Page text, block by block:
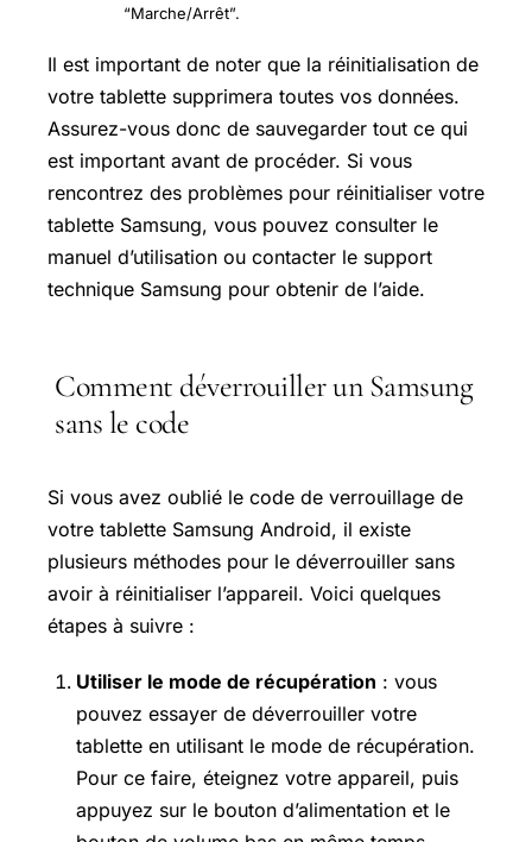
“Marche/Arrêt”.
Il est important de noter que la réinitialisation de
votre tablette supprimera toutes vos données.
Assurez-vous donc de sauvegarder tout ce qui
est important avant de procéder. Si vous
rencontrez des problèmes pour réinitialiser votre
tablette Samsung, vous pouvez consulter le
manuel d’utilisation ou contacter le support
technique Samsung pour obtenir de l’aide.
Comment déverrouiller un Samsung
sans le code
Si vous avez oublié le code de verrouillage de
votre tablette Samsung Android, il existe
plusieurs méthodes pour le déverrouiller sans
avoir à réinitialiser l’appareil. Voici quelques
étapes à suivre :
Utiliser le mode de récupération : vous
pouvez essayer de déverrouiller votre
tablette en utilisant le mode de récupération.
Pour ce faire, éteignez votre appareil, puis
appuyez sur le bouton d’alimentation et le